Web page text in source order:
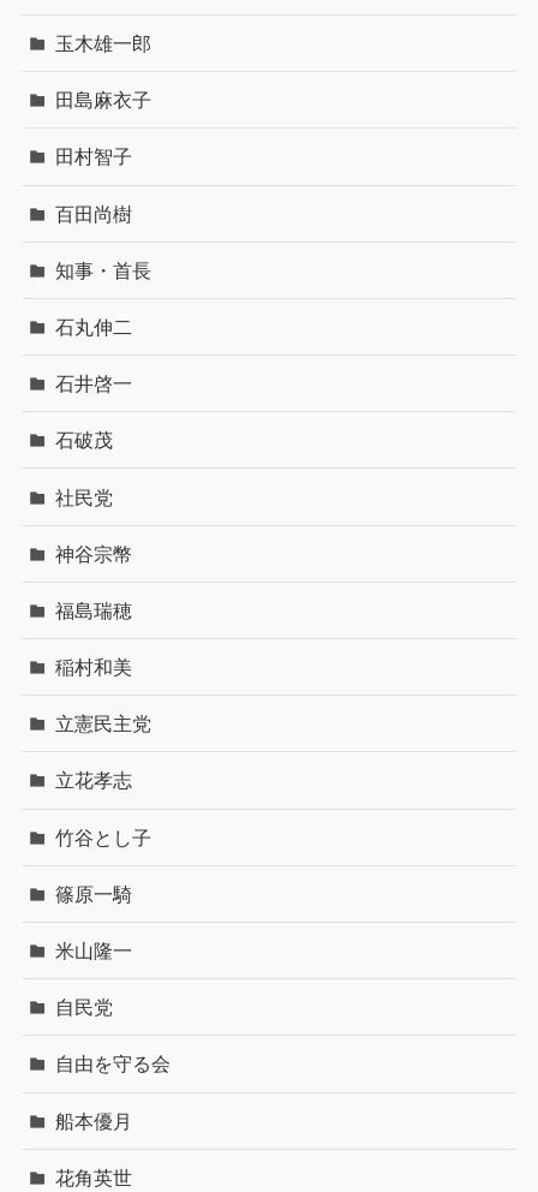
玉木雄一郎
田島麻衣子
田村智子
百田尚樹
知事・首長
石丸伸二
石井啓一
石破茂
社民党
神谷宗幣
福島瑞穂
稲村和美
立憲民主党
立花孝志
竹谷とし子
篠原一騎
米山隆一
自民党
自由を守る会
船本優月
花角英世